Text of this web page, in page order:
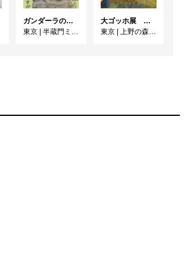
ガンダーラの仏像と仏伝ー釈尊のすがたー
東京
半蔵門ミュージアム
大ゴッホ展 夜のカフェテラス
東京
上野の森美術館